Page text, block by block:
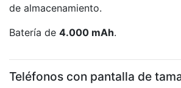
de almacenamiento.
Batería de 4.000 mAh.
Teléfonos con pantalla de